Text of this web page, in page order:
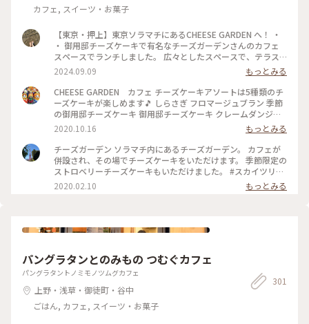
カフェ, スイーツ・お菓子
【東京・押上】東京ソラマチにあるCHEESE GARDEN へ！ ・
・ 御用邸チーズケーキで有名なチーズガーデンさんのカフェ
スペースでランチしました。 広々としたスペースで、テラス
席もありました。 ・ 『チーズスパイスチキンカレー(グリル野
菜)』と秋限定かのかな？『ハッシュドビーフ』を注文しまし
た。 ・ スープカレーのようなサラッとしたルーで、大きめの
野菜もたくさん乗っていて、とっても美味しかったです。 思っ
たよりチーズは控えめでした。 ・ ・ #スカイツリータウン #ス
カイツリー #スカイツリーカフェ #スカイツリーグルメ #ソラ
マチ #チーズガーデン #スカイツリーランチ
2024.09.09
もっとみる
CHEESE GARDEN カフェ チーズケーキアソートは5種類のチ
ーズケーキが楽しめます🎵 しらさぎ フロマージュブラン 季節
の御用邸チーズケーキ 御用邸チーズケーキ クレームダンジュ
さすがに甘いので、苦いコーヒーと一緒に。
2020.10.16
もっとみる
チーズガーデン ソラマチ内にあるチーズガーデン。 カフェが
併設され、その場でチーズケーキをいただけます。 季節限定の
ストロベリーチーズケーキもいただけました。 #スカイツリー
#チーズケーキ
2020.02.10 もっとみる
パングラタンとのみもの つむぐカフェ
パングラタントノミモノツムグカフェ
上野・浅草・御徒町・谷中
ごはん, カフェ, スイーツ・お菓子
301